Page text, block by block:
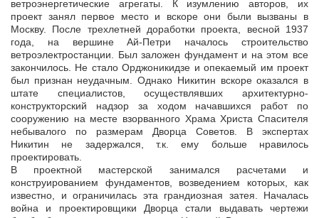
ветроэнергетические агрегаты. К изумлению авторов, их
проект занял первое место и вскоре они были вызваны в
Москву. После трехлетней доработки проекта, весной 1937
года, на вершине Ай-Петри началось строительство
ветроэлектростанции. Был заложен фундамент и на этом все
закончилось. Не стало Орджоникидзе и опекаемый им проект
был признан неудачным. Однако Никитин вскоре оказался в
штате специалистов, осуществлявших архитектурно-
конструкторский надзор за ходом начавшихся работ по
сооружению на месте взорванного Храма Христа Спасителя
небывалого по размерам Дворца Советов. В экспертах
Никитин не задержался, т.к. ему больше нравилось
проектировать.
В проектной мастерской занимался расчетами и
конструированием фундаментов, возведением которых, как
известно, и ограничилась эта грандиозная затея. Началась
война и проектировщики Дворца стали выдавать чертежи